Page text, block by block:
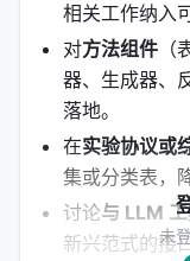
相关工作纳入
对方法组件
器、生成器、
落地。
在实验协议或
集或分类表，
讨论与 LLM
新兴范式的接
未